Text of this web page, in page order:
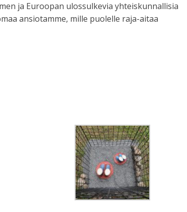
ja Euroopan ulossulkevia yhteiskunnallisia
ansiotamme, mille puolelle raja-aitaa